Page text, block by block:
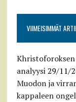
VIIMEISIMMÄT
analyysi 29/11/
Muodon ja
kappaleen